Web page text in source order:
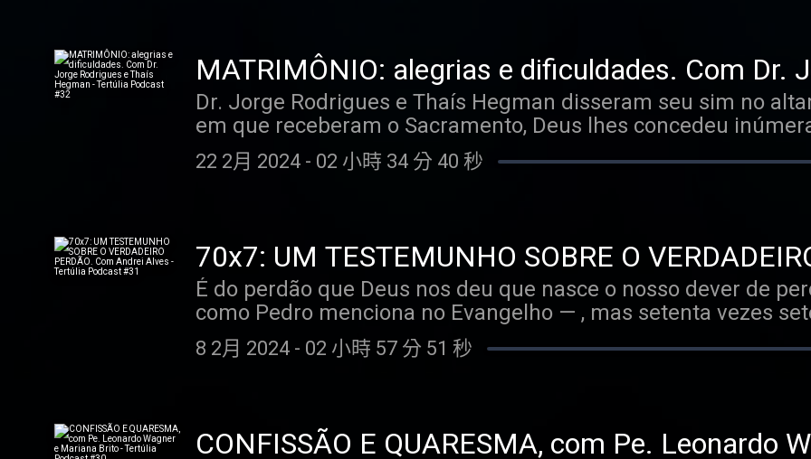
permite — o sofrimento corporal de Jesus, de acordo com o
leva alguém a suar sangue? Qual foi a causa real da morte de
chicotadas Ele levou durante a flagelação? Qual a localização
pulsos? E porquê? Abaixo, deixamos uma lista com os
minutagem correspondente. Esperamos que este episódio
diferente de todas as outras que você já viveu. Nós Vos
Como foi formada a imagem do Sudário? 24:00s - Doador
Datação de carbono 14 35:00s - O suor de sangue 43:00s - O
morte? 4900s - Início da flagelação 50:10s - Como era o
espinhos 1:23:00s - O caminho da cruz 1:33:00s - O calvário
1:51:00s - A causa da morte 2:08:00s - A lança 2:12:00s - O
deste episódio — a coisa muda de figura. Veja bem: não
vida fitness uma pessoa seja, ela nunca vai acordar, sair da
para a academia. Manter esse costume exige uma tomada de
exercício físico é apenas um exemplo entre tantos hábitos
desenvolver. E sabe qual é a diferença entre ele e um hábito comum? É
chamamos saudáveis não são negociáveis. Por isso, você vê
consegue é parar de negociar com você mesmo. Sempre que
uma exceção. E assim, volta ao ponto zero. Mas como, então, desenvolver hábitos
saudáveis? E onde a espiritualidade — que é o segundo pilar
nessa história? É o que vamos descobrir por meio de uma conversa descontraída, cheia
de dicas práticas, mas ainda assim, muito profunda, com dois
Mariana Porto: casada com o Pedro, católica e médica
psicologia Eurekka. Vamos deixar aqui embaixo uma lista com os temas tratados ao longo
MATRIMÔNIO: alegrias e dificuldades. Com Dr.
Thaís Hegman - Tertúlia Podcast #32
Dr. Jorge Rodrigues e Thaís Hegman disseram seu sim no
em que receberam o Sacramento, Deus lhes concedeu
graça de conceber 5 filhos — e também dificuldades. Mas a
matrimonial deles teve seu início muito antes do dia do
alicerçada no matrimônio, o que não faltam são
namora, vive um tempo de discernimento: o que devo
vida? , como sei que ele/ela é a pessoa certa para mim? ,
negociáveis e inegociáveis? Quem é noivo, está um passo à
relacionamento, a plena consciência da finalidade do
objetivo do casal. Mas como viver bem essa preparação? E,
passa por crises. E então, como encarar essas dificuldades?
22 2月 2024 - 02 小時 34 分 40 秒
70x7: UM TESTEMUNHO SOBRE O
Andrei Alves - Tertúlia Podcast #31
É do perdão que Deus nos deu que nasce o nosso dever de
como Pedro menciona no Evangelho — , mas setenta vezes
número de vezes que precisamos conceder o perdão a
saiba que Nosso Senhor não usa essa expressão para
que nos ofendeu não mereça o perdão (afinal, quem somos
mas porque, de fato, nem tudo é matéria de perdão. Há
8 2月 2024 - 02 小時 57 分 51 秒
CONFISSÃO E QUARESMA, com Pe. Leonardo